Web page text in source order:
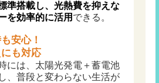
準搭載し、光熱費を抑えな
を効率的に活用 できる。
安心！
も対応
には、太陽光発電＋蓄電池
、普段と変わらない生活が